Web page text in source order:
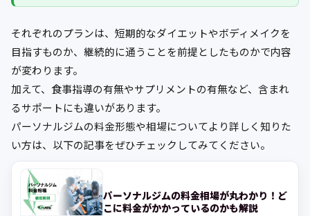
それぞれのプランは、短期的なダイエットやボディメイクを
目指すものか、継続的に通うことを前提としたものかで内容
が変わります。
加えて、食事指導の有無やサプリメントの有無など、含まれ
るサポートにも違いがあります。
パーソナルジムの料金形態や相場についてより詳しく知りた
い方は、以下の記事をぜひチェックしてみてください。
パーソナルジムの料金相場が丸わかり！ど
こに料金がかかっているのかも解説